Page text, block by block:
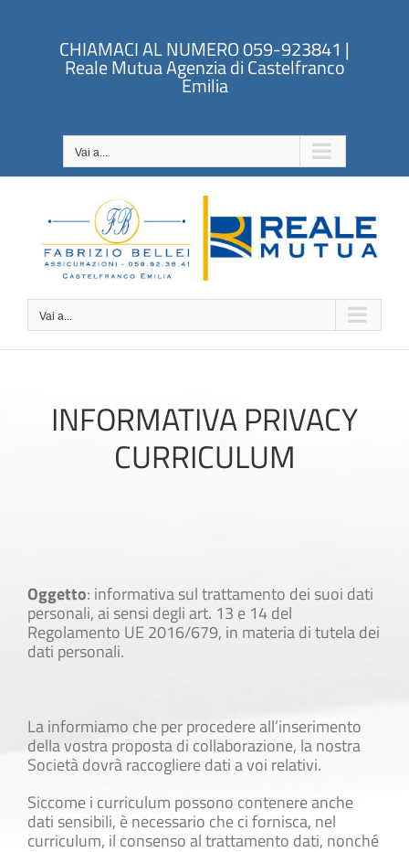
contenutoCHIAMACI AL NUMERO 059-923841 |
Reale Mutua Agenzia di Castelfranco
Emilia
Vai a...
Vai a...
INFORMATIVA PRIVACY
CURRICULUM
Oggetto: informativa sul trattamento dei suoi dati
personali, ai sensi degli art. 13 e 14 del
Regolamento UE 2016/679, in materia di tutela dei
dati personali.
La informiamo che per procedere all’inserimento
della vostra proposta di collaborazione, la nostra
Società dovrà raccogliere dati a voi relativi.
Siccome i curriculum possono contenere anche
dati sensibili, è necessario che ci fornisca, nel
curriculum, il consenso al trattamento dati, nonché